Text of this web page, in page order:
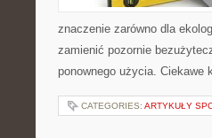
znaczenie zarówno dla
zamienić pozornie
ponownego użycia. Ciekawe
CATEGORIES: ARTYKUŁY